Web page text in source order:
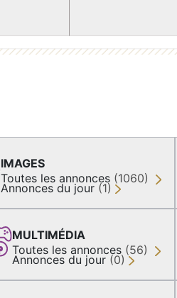
IMAGES
Toutes les annonces (1060)
Annonces du jour (1)
MULTIMÉDIA
Toutes les annonces (56)
Annonces du jour (0)